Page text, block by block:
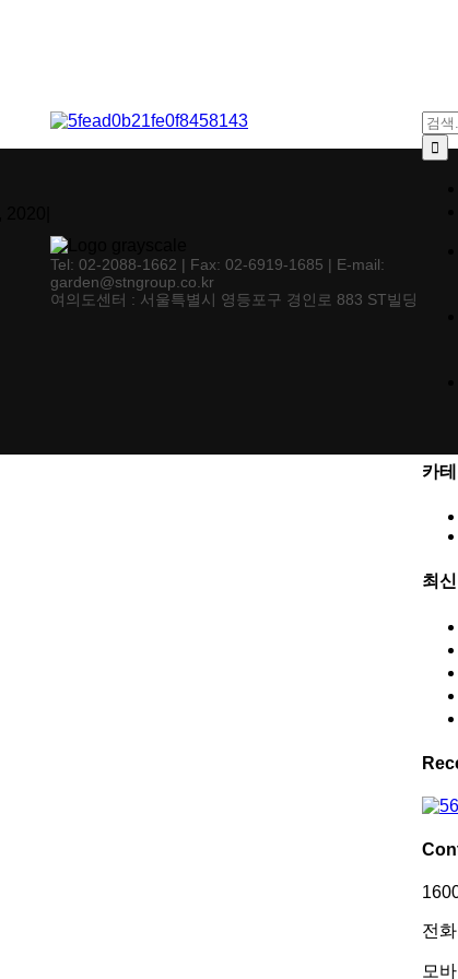
검색:
카
최
전
모
Tel: 02-2088-1662 | Fax: 02-6919-1685 | E-mail:
garden@stngroup.co.kr
여의도센터 : 서울특별시 영등포구 경인로 883 ST빌딩